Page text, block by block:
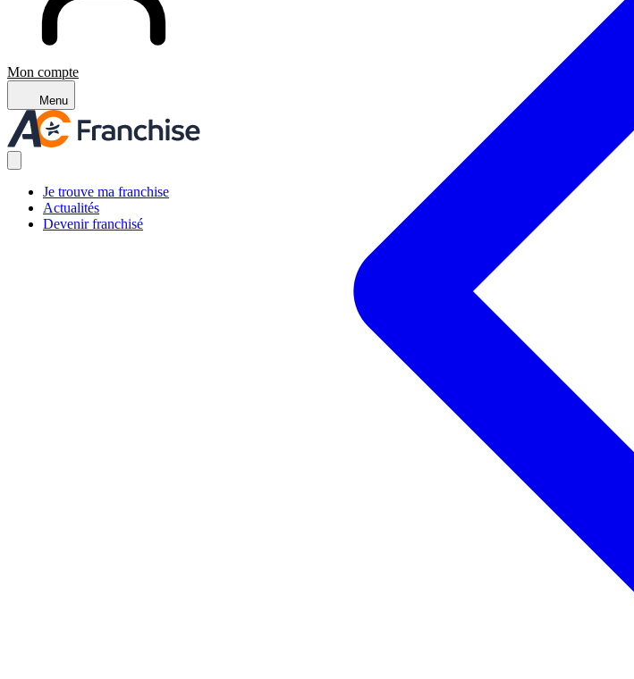
Mon compte
Menu
Je trouve ma franchise
Actualités
Devenir franchisé